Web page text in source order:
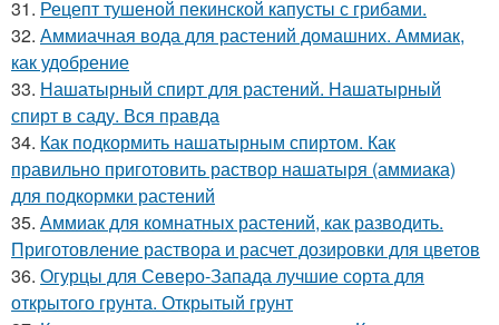
31. Рецепт тушеной пекинской капусты с грибами.
32. Аммиачная вода для растений домашних. Аммиак,
как удобрение
33. Нашатырный спирт для растений. Нашатырный
спирт в саду. Вся правда
34. Как подкормить нашатырным спиртом. Как
правильно приготовить раствор нашатыря (аммиака)
для подкормки растений
35. Аммиак для комнатных растений, как разводить.
Приготовление раствора и расчет дозировки для цветов
36. Огурцы для Северо-Запада лучшие сорта для
открытого грунта. Открытый грунт